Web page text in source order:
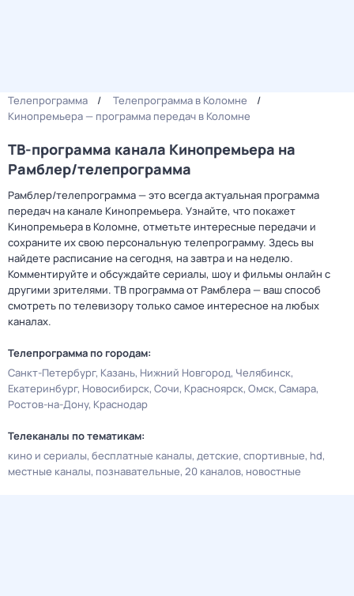
Телепрограмма
Телепрограмма в Коломне
Кинопремьера — программа передач в Коломне
ТВ-программа канала Кинопремьера на
Рамблер/телепрограмма
Рамблер/телепрограмма — это всегда актуальная программа
передач на канале Кинопремьера. Узнайте, что покажет
Кинопремьера в Коломне, отметьте интересные передачи и
сохраните их свою персональную телепрограмму. Здесь вы
найдете расписание на сегодня, на завтра и на неделю.
Комментируйте и обсуждайте сериалы, шоу и фильмы онлайн с
другими зрителями. ТВ программа от Рамблера — ваш способ
смотреть по телевизору только самое интересное на любых
каналах.
Телепрограмма по городам:
Санкт-Петербург Казань Нижний Новгород Челябинск
Екатеринбург Новосибирск Сочи Красноярск Омск Самара
Ростов-на-Дону Краснодар
Телеканалы по тематикам:
кино и сериалы бесплатные каналы детские спортивные hd
местные каналы познавательные 20 каналов новостные